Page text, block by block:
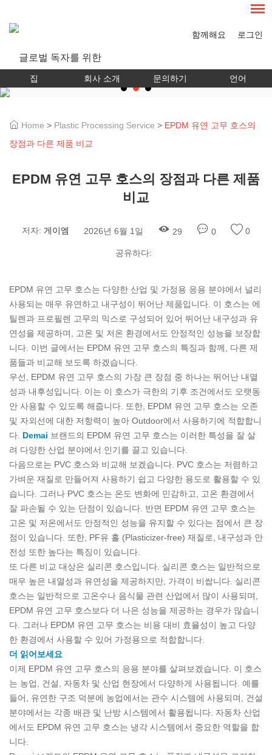
함께해요 로그인
집 회사 소개 문의하기 언어
Home > Plastic Processing Service > EPDM 유연 고무 호스의
장점과 다른 제품 비교
EPDM 유연 고무 호스의 장점과 다른 제품
비교
저자: 게이엠 2026년 6월 1일 29 0 0
공유하다:
EPDM 유연 고무 호스는 다양한 산업 및 가정용 응용 분야에서 널리
사용되는 매우 유연하고 내구성이 뛰어난 제품입니다. 이 호스는 에
틸렌과 프로필렌 고무의 믹스로 구성되어 있어 뛰어난 내구성과 유
연성을 제공하며, 고온 및 저온 환경에서도 안정적인 성능을 보장합
니다. 이번 글에서는 EPDM 유연 고무 호스의 특징과 함께, 다른 제
품들과 비교해 보도록 하겠습니다.
우선, EPDM 유연 고무 호스의 가장 큰 장점 중 하나는 뛰어난 내열
성과 내후성입니다. 이는 이 호스가 극한의 기후 조건에서도 오랫동
안 사용할 수 있도록 해줍니다. 또한, EPDM 유연 고무 호스는 오존
및 자외선에 대한 저항력이 높아 Outdoor에서 사용하기에 적합합니
다. Demai 브랜드의 EPDM 유연 고무 호스는 이러한 특성을 잘 살
려 다양한 산업 분야에서 인기를 끌고 있습니다.
다음으로는 PVC 호스와 비교해 보겠습니다. PVC 호스는 저렴하고
가벼운 재질로 만들어져 사용하기 쉽고 다양한 용도로 활용할 수 있
습니다. 그러나 PVC 호스는 온도 변화에 민감하고, 고온 환경에서
잘 파손될 수 있는 단점이 있습니다. 반면 EPDM 유연 고무 호스는
고온 및 저온에서도 안정적인 성능을 유지할 수 있다는 점에서 큰 장
점이 있습니다. 또한, PF유 홀 (Plasticizer-free) 재질로, 내구성과 안
전성 또한 높다는 특징이 있습니다.
또 다른 비교 대상은 실리콘 호스입니다. 실리콘 호스는 일반적으로
매우 높은 내열성과 유연성을 제공하지만, 가격이 비쌉니다. 실리콘
호스는 일반적으로 고온수나 음식물 관련 산업에서 많이 사용되며,
EPDM 유연 고무 호스보다 더 나은 성능을 제공하는 경우가 많습니
다. 그러나 EPDM 유연 고무 호스는 비용 대비 효율성이 높고 다양
한 환경에서 사용할 수 있어 가정용으로 적합합니다.
더 읽어보세요
이제 EPDM 유연 고무 호스의 응용 분야를 살펴보겠습니다. 이 호스
는 농업, 건설, 자동차 및 산업 현장에서 다양하게 사용됩니다. 예를
들어, 유연한 구조 덕분에 농업에서는 관수 시스템에 사용되며, 건설
분야에서는 각종 배관 및 난방 시스템에서 활용됩니다. 자동차 산업
에서도 EPDM 유연 고무 호스는 냉각 시스템에서 중요한 역할을 합
니다.